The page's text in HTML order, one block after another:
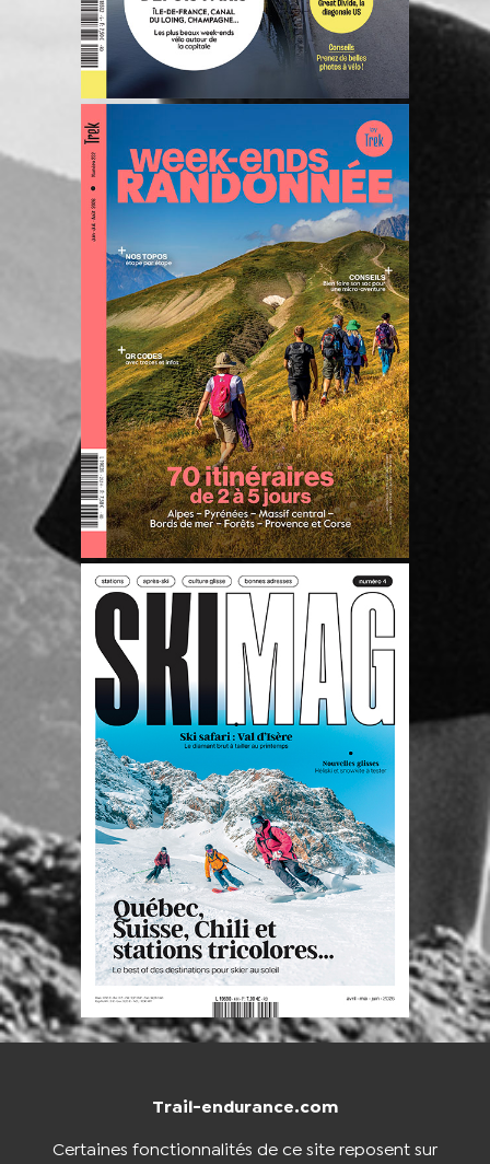
Trail-endurance.com
Certaines fonctionnalités de ce site reposent sur
NOUS CONTACTER BOUTIQUE